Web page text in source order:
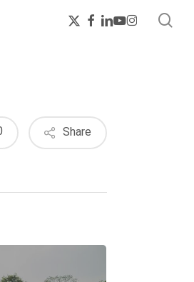
x-
twitter
facebook
linkedin
youtube
instagram
Share